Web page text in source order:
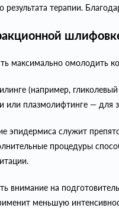
результата терапии.
максимально омолодить
(например,
или плазмолифтинге — для
эпидермиса служит
процедуры
внимание на
меньшую